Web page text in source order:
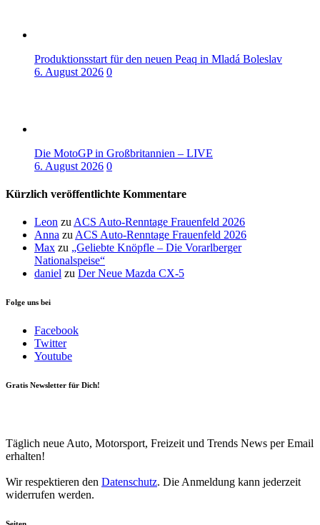
Produktionsstart für den neuen Peaq in Mladá Boleslav
6. August 2026 0
Die MotoGP in Großbritannien – LIVE
6. August 2026 0
Kürzlich veröffentlichte Kommentare
Leon zuACS Auto-Renntage Frauenfeld 2026
Anna zuACS Auto-Renntage Frauenfeld 2026
Max zu „Geliebte Knöpfle – Die Vorarlberger
Nationalspeise“
daniel zu Der Neue Mazda CX-5
Folge uns bei
Facebook
Twitter
Youtube
Gratis Newsletter für Dich!
Täglich neue Auto, Motorsport, Freizeit und Trends News per Email
erhalten!
Wir respektieren den Datenschutz. Die Anmeldung kann jederzeit
widerrufen werden.